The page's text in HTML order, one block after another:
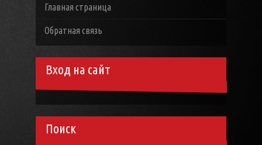
Главная страница
Обратная связь
Вход на сайт
Поиск